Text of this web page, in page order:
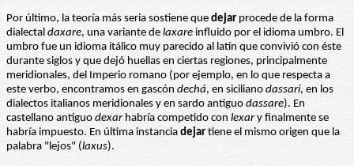
Por último, la teoría más seria sostiene que dejar procede de la forma
dialectal daxare, una variante de laxare influido por el idioma umbro. El
umbro fue un idioma itálico muy parecido al latín que convivió con éste
durante siglos y que dejó huellas en ciertas regiones, principalmente
meridionales, del Imperio romano (por ejemplo, en lo que respecta a
este verbo, encontramos en gascón dechá, en siciliano dassari, en los
dialectos italianos meridionales y en sardo antiguo dassare). En
castellano antiguo dexarhabría competido con lexary finalmente se
habría impuesto. En última instancia dejar tiene el mismo origen que la
palabra "lejos" (laxus).